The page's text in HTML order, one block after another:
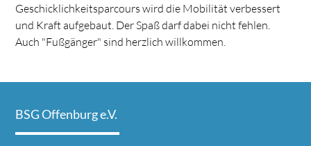
Geschicklichkeitsparcours wird die Mobilität verbessert
und Kraft aufgebaut. Der Spaß darf dabei nicht fehlen.
Auch "Fußgänger" sind herzlich willkommen.
BSG Offenburg e.V.